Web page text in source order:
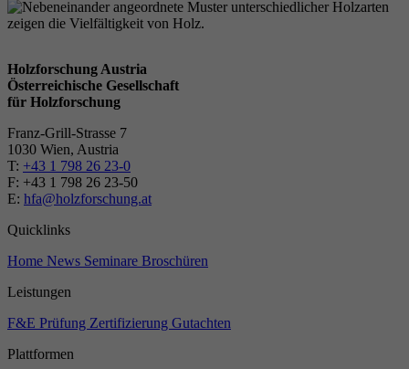
Holzforschung Austria
Österreichische Gesellschaft
für Holzforschung
Franz-Grill-Strasse 7
1030 Wien, Austria
T: +43 1 798 26 23-0
​​F: +43 1 798 26 23-50
E: hfa@holzforschung.at
Quicklinks
Home News Seminare Broschüren
Leistungen
F&E Prüfung Zertifizierung Gutachten
Plattformen